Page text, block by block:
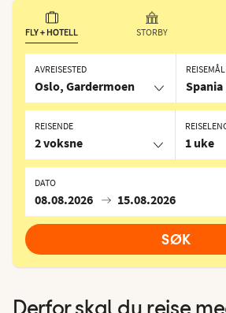
FLY + HOTELL STORBY
AVREISESTED
Oslo, Gardermoen
REISEMÅL
Spania
1 uke
DATO
08.08.2026 15.08.2026
REISENDE
2 voksne
SØK